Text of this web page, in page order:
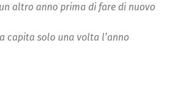
altro anno prima di fare di nuovo
capita solo una volta l’anno